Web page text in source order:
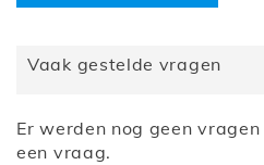
Matrasafmeting160x200 cm
Kleur
Artisan eik
Vaak gestelde vragen
Er werden nog geen
een vraag.